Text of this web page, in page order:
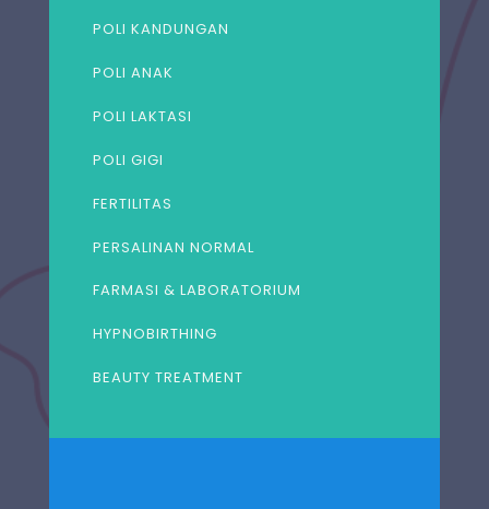
POLI KANDUNGAN
POLI ANAK
POLI LAKTASI
POLI GIGI
FERTILITAS
PERSALINAN NORMAL
FARMASI & LABORATORIUM
HYPNOBIRTHING
BEAUTY TREATMENT